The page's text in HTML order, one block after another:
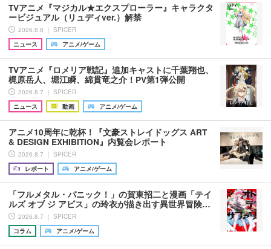
TVアニメ『マジカル★エクスプローラー』キャラクタ
ービジュアル（リュディver.）解禁
2026.8.8 ｜ SPICER
ニュース
アニメ/ゲーム
TVアニメ『ロメリア戦記』追加キャストに千葉翔也、
梶原岳人、堀江瞬、綿貫竜之介！PV第1弾公開
2026.8.7 ｜ SPICER
ニュース
動画 アニメ/ゲーム
アニメ10周年に乾杯！『文豪ストレイドッグス ART
& DESIGN EXHIBITION』内覧会レポート
2026.8.7 ｜ SPICER
レポート
アニメ/ゲーム
「フルメタル・パニック！」の賀東招二と漫画「テイ
ルズ オブ ジ アビス」の玲衣が描き出す異世界冒険…
2026.8.7 ｜ SPICER
コラム
アニメ/ゲーム